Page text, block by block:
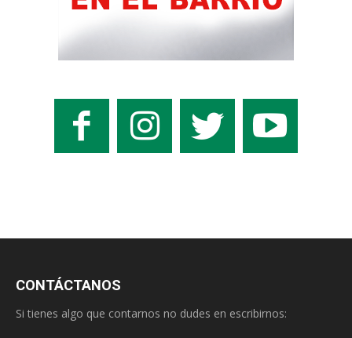
CONTÁCTANOS
Si tienes algo que contarnos no dudes en escribirnos: